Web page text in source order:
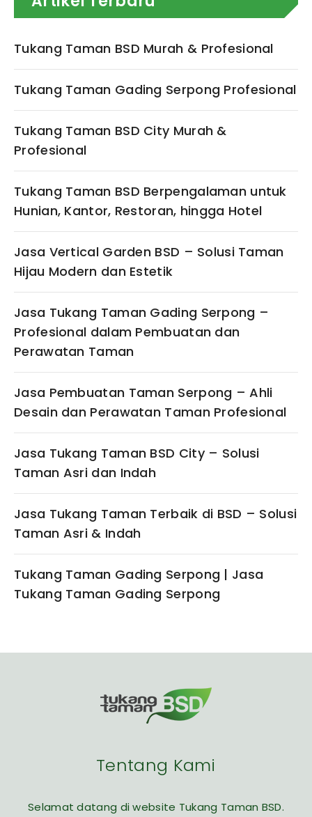
Tukang Taman BSD Murah & Profesional
Tukang Taman Gading Serpong Profesional
Tukang Taman BSD City Murah &
Profesional
Tukang Taman BSD Berpengalaman untuk
Hunian, Kantor, Restoran, hingga Hotel
Jasa Vertical Garden BSD – Solusi Taman
Hijau Modern dan Estetik
Jasa Tukang Taman Gading Serpong –
Profesional dalam Pembuatan dan
Perawatan Taman
Jasa Pembuatan Taman Serpong – Ahli
Desain dan Perawatan Taman Profesional
Jasa Tukang Taman BSD City – Solusi
Taman Asri dan Indah
Jasa Tukang Taman Terbaik di BSD – Solusi
Taman Asri & Indah
Tukang Taman Gading Serpong | Jasa
Tukang Taman Gading Serpong
Tentang Kami
Selamat datang di website Tukang Taman BSD.